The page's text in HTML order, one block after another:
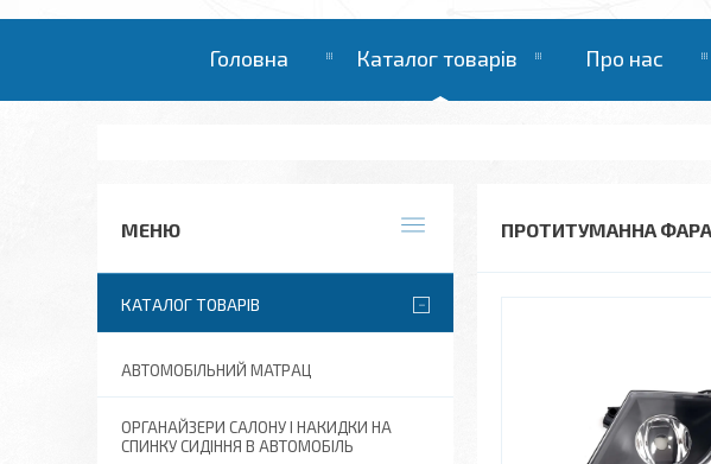
Головна Каталог товарів Про нас
ПРОТИТУМАННА ФАРА
КАТАЛОГ ТОВАРІВ
АВТОМОБІЛЬНИЙ МАТРАЦ
ОРГАНАЙЗЕРИ САЛОНУ І НАКИДКИ НА
СПИНКУ СИДІННЯ В АВТОМОБІЛЬ